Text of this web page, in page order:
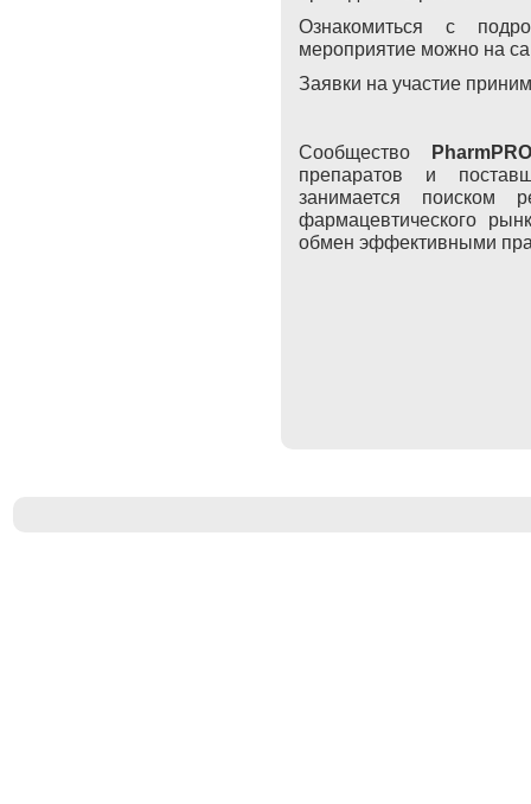
Ознакомиться с
мероприятие можно на
Заявки на участие
Сообщество
препаратов и
занимается поиском
фармацевтического
обмен эффективными